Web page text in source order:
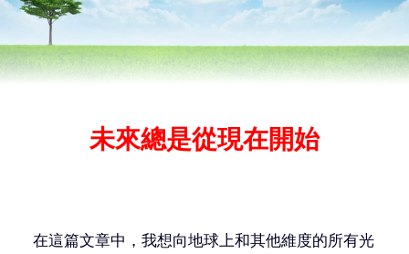
未來總是從現在開始
在這篇文章中，我想向地球上和其他維度的所有光